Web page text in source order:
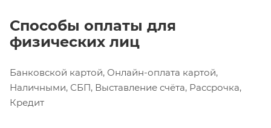
Способы оплаты для
физических лиц
Банковской картой, Онлайн-оплата картой,
Наличными, СБП, Выставление счёта, Рассрочка,
Кредит